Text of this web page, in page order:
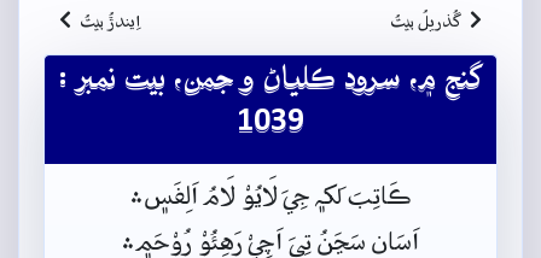
گُذريلُ بيتُ اِيندڙُ بيتُ
گنج ۾، سرود ڪلياڻ و جمن، بيت نمبر :
1039
ڪَاتِبَ لَکہ﮼ جِيَ لَايُوْ لَامُ اَلِفَس﮼﮶
اَسَان سَڃَنُ تِيَ اَچِيْ رَهِئُوْ رُوْحَم﮼﮶